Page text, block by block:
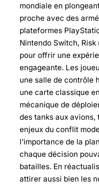
mondiale en
proche avec des
plateformes
Nintendo Switch,
pour offrir une
engageante. Les
une salle de contrôle
une carte classique
mécanique de
des tanks aux avions,
enjeux du conflit
l’importance de la
chaque décision
batailles. En
attirer aussi bien les